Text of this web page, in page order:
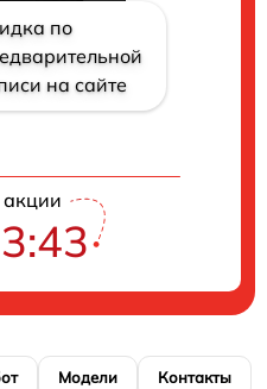
по
на сайте
Модели Контакты